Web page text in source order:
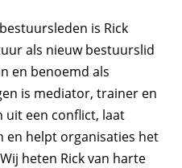
is Rick
als nieuw bestuurslid
en benoemd als
is mediator, trainer en
uit een conflict, laat
en helpt organisaties het
heten Rick van harte